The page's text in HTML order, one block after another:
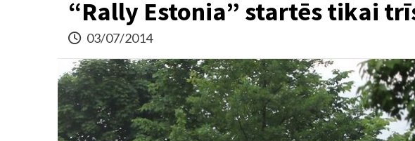
“Rally Estonia” startēs tikai
03/07/2014